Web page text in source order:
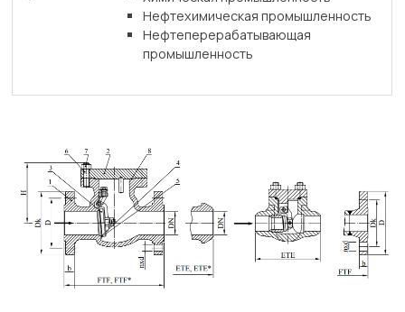
Нефтехимическая промышленность
Нефтеперерабатывающая
промышленность